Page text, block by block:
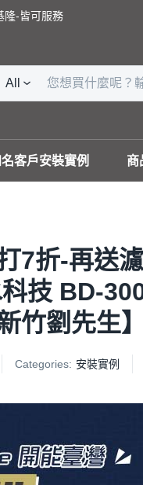
隆-皆可服務
All
客戶安裝實例 商
7折-再送
技 BD-
竹劉先生】
Categories: 安裝實例